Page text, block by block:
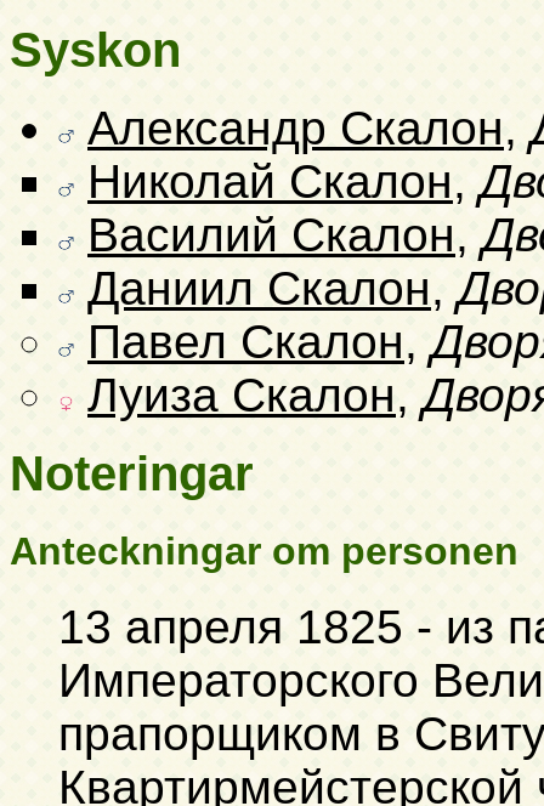
Syskon
Александр Скалон,
Николай Скалон,
Василий Скалон,
Даниил Скалон,
Павел Скалон,
Луиза Скалон,
Noteringar
Anteckningar om personen
13 апреля 1825 - из
Императорского
прапорщиком в
Квартирмейстерской